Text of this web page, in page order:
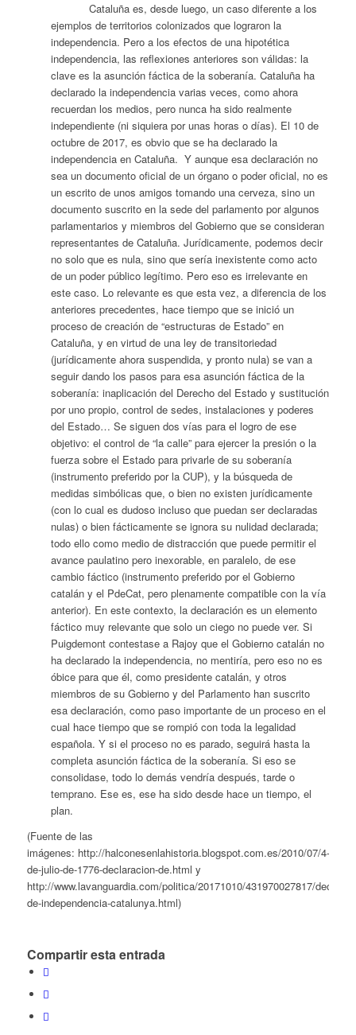
Cataluña es, desde luego, un caso diferente a los
ejemplos de territorios colonizados que lograron la
independencia. Pero a los efectos de una hipotética
independencia, las reflexiones anteriores son válidas: la
clave es la asunción fáctica de la soberanía. Cataluña ha
declarado la independencia varias veces, como ahora
recuerdan los medios, pero nunca ha sido realmente
independiente (ni siquiera por unas horas o días). El 10 de
octubre de 2017, es obvio que se ha declarado la
independencia en Cataluña. Y aunque esa declaración no
sea un documento oficial de un órgano o poder oficial, no es
un escrito de unos amigos tomando una cerveza, sino un
documento suscrito en la sede del parlamento por algunos
parlamentarios y miembros del Gobierno que se consideran
representantes de Cataluña. Jurídicamente, podemos decir
no solo que es nula, sino que sería inexistente como acto
de un poder público legítimo. Pero eso es irrelevante en
este caso. Lo relevante es que esta vez, a diferencia de los
anteriores precedentes, hace tiempo que se inició un
proceso de creación de “estructuras de Estado” en
Cataluña, y en virtud de una ley de transitoriedad
(jurídicamente ahora suspendida, y pronto nula) se van a
seguir dando los pasos para esa asunción fáctica de la
soberanía: inaplicación del Derecho del Estado y sustitución
por uno propio, control de sedes, instalaciones y poderes
del Estado… Se siguen dos vías para el logro de ese
objetivo: el control de “la calle” para ejercer la presión o la
fuerza sobre el Estado para privarle de su soberanía
(instrumento preferido por la CUP), y la búsqueda de
medidas simbólicas que, o bien no existen jurídicamente
(con lo cual es dudoso incluso que puedan ser declaradas
nulas) o bien fácticamente se ignora su nulidad declarada;
todo ello como medio de distracción que puede permitir el
avance paulatino pero inexorable, en paralelo, de ese
cambio fáctico (instrumento preferido por el Gobierno
catalán y el PdeCat, pero plenamente compatible con la vía
anterior). En este contexto, la declaración es un elemento
fáctico muy relevante que solo un ciego no puede ver. Si
Puigdemont contestase a Rajoy que el Gobierno catalán no
ha declarado la independencia, no mentiría, pero eso no es
óbice para que él, como presidente catalán, y otros
miembros de su Gobierno y del Parlamento han suscrito
esa declaración, como paso importante de un proceso en el
cual hace tiempo que se rompió con toda la legalidad
española. Y si el proceso no es parado, seguirá hasta la
completa asunción fáctica de la soberanía. Si eso se
consolidase, todo lo demás vendría después, tarde o
temprano. Ese es, ese ha sido desde hace un tiempo, el
plan.
(Fuente de las
imágenes: http://halconesenlahistoria.blogspot.com.es/2010/07/4-
de-julio-de-1776-declaracion-de.html y
http://www.lavanguardia.com/politica/20171010/431970027817/
de-independencia-catalunya.html)
Compartir esta entrada